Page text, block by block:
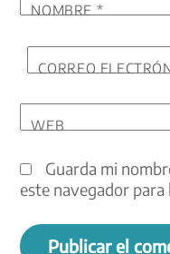
NOMBRE *
CORREO
WEB
Guarda mi
este navegador